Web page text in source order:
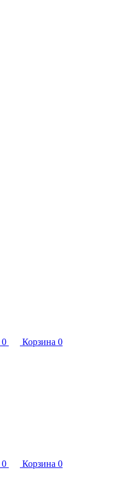
0 Корзина 0
0 Корзина 0